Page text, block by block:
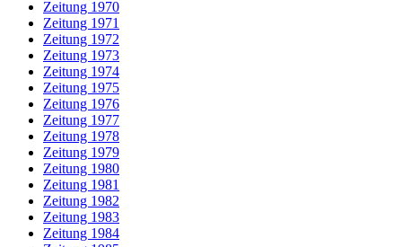
Zeitung 1970
Zeitung 1971
Zeitung 1972
Zeitung 1973
Zeitung 1974
Zeitung 1975
Zeitung 1976
Zeitung 1977
Zeitung 1978
Zeitung 1979
Zeitung 1980
Zeitung 1981
Zeitung 1982
Zeitung 1983
Zeitung 1984